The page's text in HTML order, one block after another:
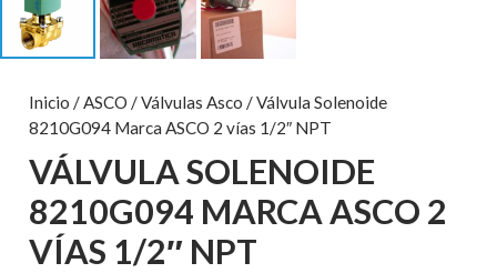
Inicio /ASCO /Válvulas Asco / Válvula Solenoide
8210G094 Marca ASCO 2 vías 1/2″ NPT
VÁLVULA SOLENOIDE
8210G094 MARCA ASCO 2
VÍAS 1/2″ NPT